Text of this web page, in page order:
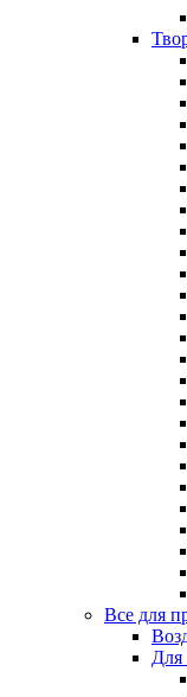
Все для
Для